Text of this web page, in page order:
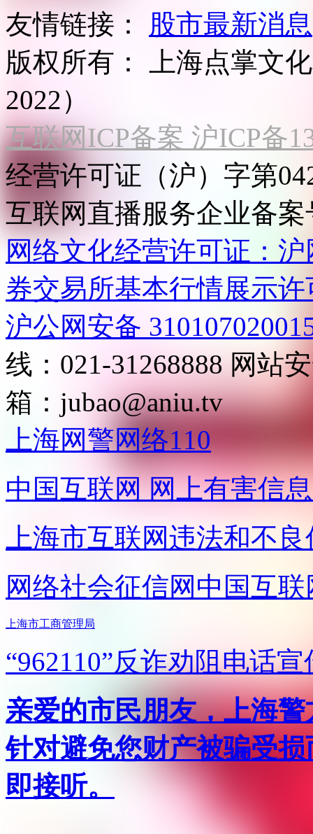
友情链接：
股市最新消息
版权所有：
上海点掌文
2022）
互联网ICP备案 沪ICP备
经营许可证（沪）字第
互联网直播服务企业备案
网络文化经营许可证：
券交易所基本行情展示许
沪公网安备
线：021-31268888 网站
箱： jubao@aniu.tv
上海网警网络110
中国互联网 网上有害信
上海市互联网违法和不
网络社会征信网 中国互
上海市工商管理局
“962110”反诈劝阻电话宣
亲爱的市民朋友，上海
针对避免您财产被骗受
即接听。